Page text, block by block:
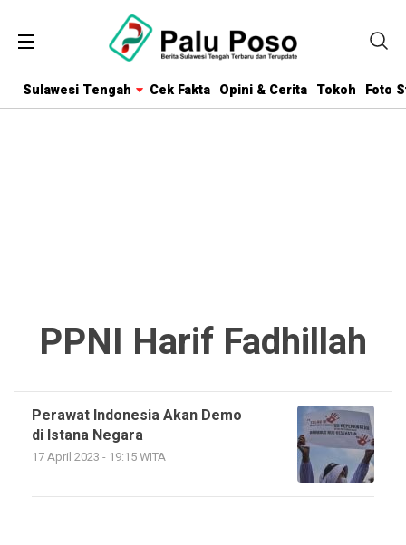
Sulawesi Tengah Cek Fakta Opini & Cerita Tokoh Foto
PPNI Harif Fadhillah
Perawat Indonesia Akan Demo
di Istana Negara
17 April 2023 - 19:15 WITA